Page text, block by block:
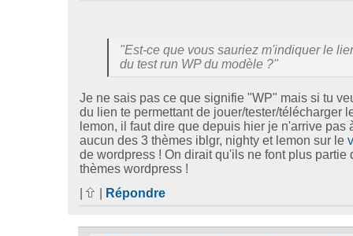
"Est-ce que vous sauriez m'indiquer le
du test run WP du modèle ?"
Je ne sais pas ce que signifie "WP" mais si tu
du lien te permettant de jouer/tester/télécharger
lemon, il faut dire que depuis hier je n'arrive pas
aucun des 3 thèmes iblgr, nighty et lemon sur le
de wordpress ! On dirait qu'ils ne font plus partie
thèmes wordpress !
|
Répondre